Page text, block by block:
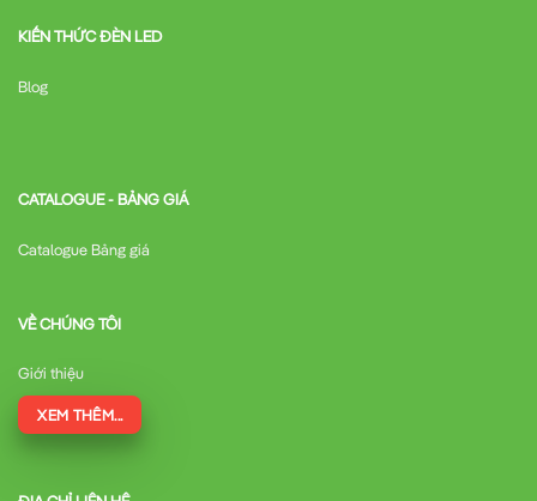
KIẾN THỨC ĐÈN LED
Blog
CATALOGUE - BẢNG GIÁ
Catalogue Bảng giá
VỀ CHÚNG TÔI
Giới thiệu
XEM THÊM...